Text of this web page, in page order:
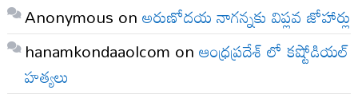
Anonymous onఅరుణోదయ నాగన్నకు విప్లవ జోహార్లు
hanamkondaaolcom onఆంధ్రప్రదేశ్ లో కష్టోడియల్
హత్యలు